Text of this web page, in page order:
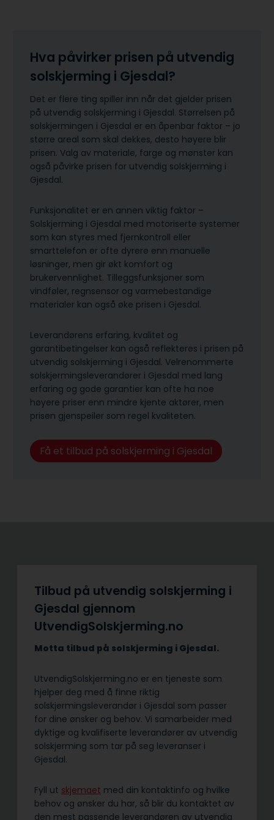
Hva påvirker prisen på utvendig
solskjerming i Gjesdal?
Det er flere ting spiller inn når det gjelder prisen
på utvendig solskjerming i Gjesdal. Størrelsen på
solskjermingen i Gjesdal er en åpenbar faktor – jo
større areal som skal dekkes, desto høyere blir
prisen. Valg av materiale, farge og mønster kan
også påvirke prisen for utvendig solskjerming i
Gjesdal.
Funksjonalitet er en annen viktig faktor –
Solskjerming i Gjesdal med motoriserte systemer
som kan styres med fjernkontroll eller
smarttelefon er ofte dyrere enn manuelle
løsninger, men gir økt komfort og
brukervennlighet. Tilleggsfunksjoner som
vindføler, regnsensor og varmebestandige
materialer kan også øke prisen i Gjesdal.
Leverandørens erfaring, kvalitet og
garantibetingelser kan også reflekteres i prisen på
utvendig solskjerming i Gjesdal. Velrenommerte
solskjermingsleverandører i Gjesdal med lang
erfaring og gode garantier kan ofte ha noe
høyere priser enn mindre kjente aktører, men
prisen gjenspeiler som regel kvaliteten.
Få et tilbud på solskjerming i Gjesdal
Tilbud på utvendig solskjerming i
Gjesdal gjennom
UtvendigSolskjerming.no
Motta tilbud på solskjerming i Gjesdal.
UtvendigSolskjerming.no er en tjeneste som
hjelper deg med å finne riktig
solskjermingsleverandør i Gjesdal som passer
for dine ønsker og behov. Vi samarbeider med
dyktige og kvalifiserte leverandører av utvendig
solskjerming som tar på seg leveranser i
Gjesdal.
Fyll ut skjemaet med din kontaktinfo og hvilke
behov og ønsker du har, så blir du kontaktet av
den mest passende leverandøren av utvendig